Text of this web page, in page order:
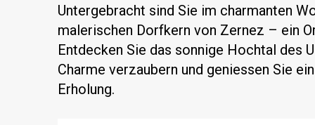
Untergebracht sind Sie im charmanten
malerischen Dorfkern von Zernez – ein
Entdecken Sie das sonnige Hochtal des
Charme verzaubern und geniessen Sie
Erholung.